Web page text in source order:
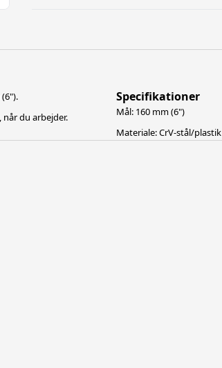
du arbejder.
Specifikationer
Mål: 160 mm (6")
Materiale: CrV-stål/plastik